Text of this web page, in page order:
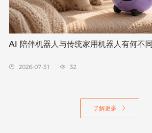
AI 陪伴机器人与传统家用机器人有何不同
 2026-07-31  32
了解更多 